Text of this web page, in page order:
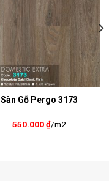
Sàn Gỗ Pergo 3173
550.000₫/m2